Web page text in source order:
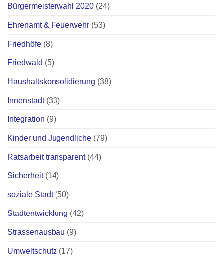
Bürgermeisterwahl 2020 (24)
Ehrenamt & Feuerwehr (53)
Friedhöfe (8)
Friedwald (5)
Haushaltskonsolidierung (38)
Innenstadt(33)
Integration (9)
Kinder und Jugendliche (79)
Ratsarbeit transparent(44)
Sicherheit(14)
soziale Stadt(50)
Stadtentwicklung (42)
Strassenausbau (9)
Umweltschutz (17)